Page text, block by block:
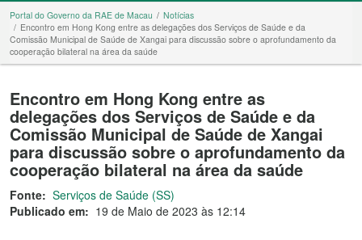
Portal do Governo da RAE de Macau
Notícias
Encontro em Hong Kong entre as delegações dos Serviços de Saúde e da
Comissão Municipal de Saúde de Xangai para discussão sobre o aprofundamento da
cooperação bilateral na área da saúde
Encontro em Hong Kong entre as
delegações dos Serviços de Saúde e da
Comissão Municipal de Saúde de Xangai
para discussão sobre o aprofundamento da
cooperação bilateral na área da saúde
Fonte: Serviços de Saúde (SS)
Publicado em: 19 de Maio de 2023 às 12:14